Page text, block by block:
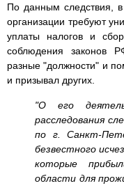
По данным следствия,
организации требуют
уплаты налогов и
соблюдения законов
разные "должности" и
и призывал других.
"О его
расследования
по г. Санкт-
безвестного
которые
области для